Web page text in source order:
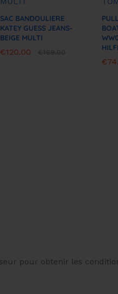
SAC BANDOULIERE
KATEY GUESS JEANS-
BEIGE MULTI
€120.00
€120.00
€
€
pour obtenir les